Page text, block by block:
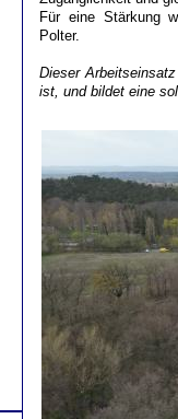
Für eine Stärkung
Polter.
Dieser
ist, und bildet eine